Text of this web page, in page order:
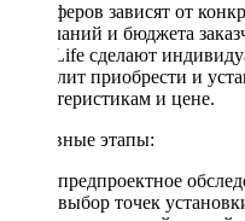
сабвуферов зависят от
пожеланий и бюджета
DriveLife сделают
позволит приобрести и
характеристикам и цене.
Основные этапы:
предпроектное
выбор точек